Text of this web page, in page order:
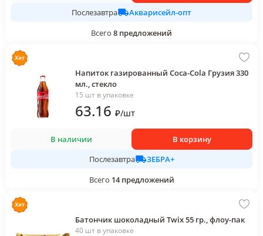
Послезавтра
Акварисейл-опт
Всего 8 предложений
Напиток газированный Coca-Cola Грузия 330
мл., стекло
15 шт в упаковке
63.16 ₽/шт
В наличии
В корзину
Послезавтра
ЗЕБРА+
Всего 14 предложений
Батончик шоколадный Twix 55 гр., флоу-пак
40 шт в упаковке